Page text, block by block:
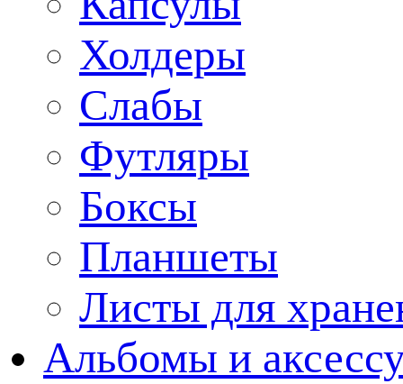
Холдеры
Слабы
Футляры
Боксы
Планшеты
Листы для
Альбомы и